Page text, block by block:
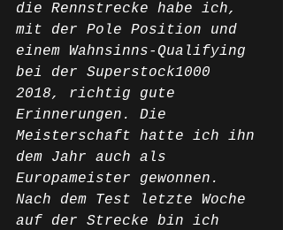
die Rennstrecke habe ich,
mit der Pole Position und
einem Wahnsinns-Qualifying
bei der Superstock1000
2018, richtig gute
Erinnerungen. Die
Meisterschaft hatte ich ihn
dem Jahr auch als
Europameister gewonnen.
Nach dem Test letzte Woche
auf der Strecke bin ich